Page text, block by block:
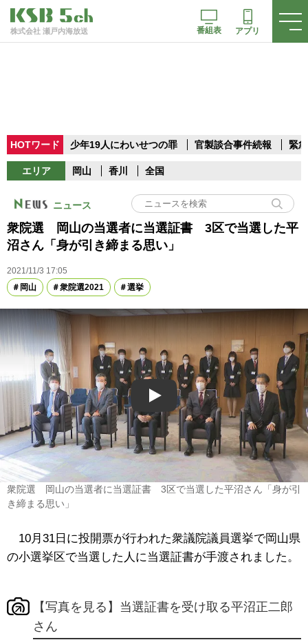
株式会社 瀬戸内海放送 番組表 アプリ
HOTワード 少年19人にわいせつの罪 官製談合事件続報 緊
エリア 岡山 香川 全国
ニュース
衆院選 岡山の当選者に当選証書 3区で当選した平
沼さん「身が引き締まる思い」
2021/11/3 17:05
岡山
衆院選2021 選挙
Play
衆院選 岡山の当選者に当選証書 3区で当選した平沼さん「身が引
き締まる思い」
10月31日に投開票が行われた衆議院議員選挙で岡山県
の小選挙区で当選した人に当選証書が手渡されました。
【写真を見る】当選証書を受け取る平沼正二郎
さん